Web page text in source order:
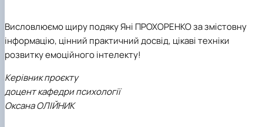
Висловлюємо щиру подяку Яні ПРОХОРЕНКО за змістовну
інформацію, цінний практичний досвід, цікаві техніки
розвитку емоційного інтелекту!
Керівник проєкту
доцент кафедри психології
Оксана ОЛІЙНИК